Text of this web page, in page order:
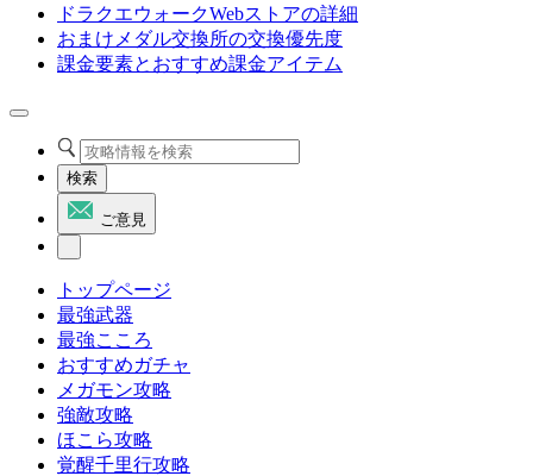
ドラクエウォークWebストアの詳細
おまけメダル交換所の交換優先度
課金要素とおすすめ課金アイテム
検索
ご意見
トップページ
最強武器
最強こころ
おすすめガチャ
メガモン攻略
強敵攻略
ほこら攻略
覚醒千里行攻略